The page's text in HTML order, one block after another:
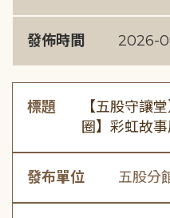
發佈時間 2026-
標題
【五股守讓
圈】彩虹故
發布單位 五股分